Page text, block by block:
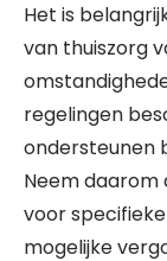
Het is
van thuiszorg
regelingen
ondersteunen
Neem daarom
voor
mogelijke